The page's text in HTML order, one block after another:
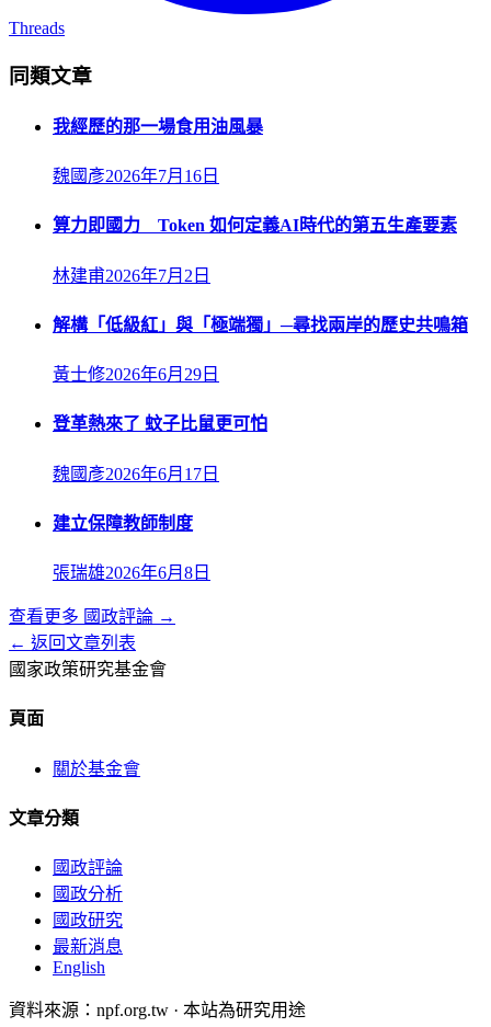
Threads
同類文章
我經歷的那一場食用油風暴
魏國彥2026年7月16日
算力即國力 Token 如何定義AI時代的第五生產要素
林建甫2026年7月2日
解構「低級紅」與「極端獨」─尋找兩岸的歷史共鳴箱
黃士修2026年6月29日
登革熱來了 蚊子比鼠更可怕
魏國彥2026年6月17日
建立保障教師制度
張瑞雄2026年6月8日
查看更多 國政評論 →
← 返回文章列表
國家政策研究基金會
頁面
關於基金會
文章分類
國政評論
國政分析
國政研究
最新消息
English
資料來源：npf.org.tw · 本站為研究用途